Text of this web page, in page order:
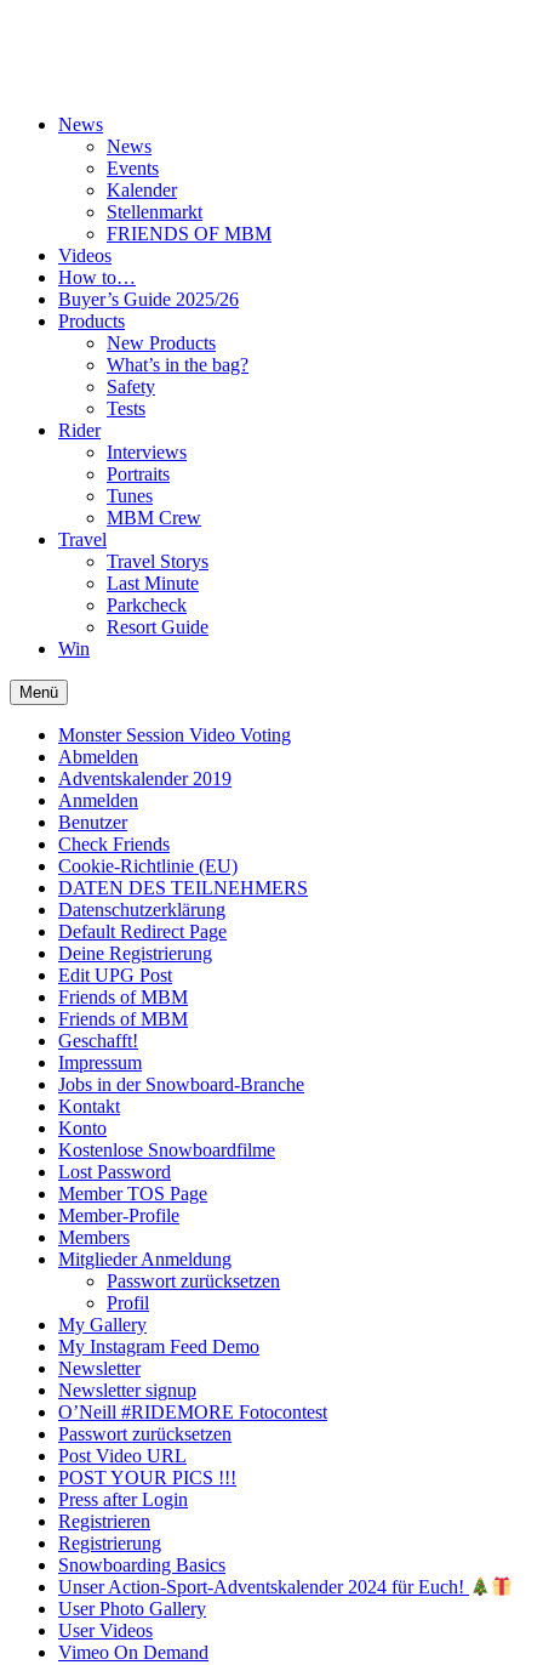
News
News
Events
Kalender
Stellenmarkt
FRIENDS OF MBM
Videos
How to…
Buyer’s Guide 2025/26
Products
New Products
What’s in the bag?
Safety
Tests
Rider
Interviews
Portraits
Tunes
MBM Crew
Travel
Travel Storys
Last Minute
Parkcheck
Resort Guide
Win
Menü
Monster Session Video Voting
Abmelden
Adventskalender 2019
Anmelden
Benutzer
Check Friends
Cookie-Richtlinie (EU)
DATEN DES TEILNEHMERS
Datenschutzerklärung
Default Redirect Page
Deine Registrierung
Edit UPG Post
Friends of MBM
Friends of MBM
Geschafft!
Impressum
Jobs in der Snowboard-Branche
Kontakt
Konto
Kostenlose Snowboardfilme
Lost Password
Member TOS Page
Member-Profile
Members
Mitglieder Anmeldung
Passwort zurücksetzen
Profil
My Gallery
My Instagram Feed Demo
Newsletter
Newsletter signup
O’Neill #RIDEMORE Fotocontest
Passwort zurücksetzen
Post Video URL
POST YOUR PICS !!!
Press after Login
Registrieren
Registrierung
Snowboarding Basics
Unser Action-Sport-Adventskalender 2024 für Euch!
User Photo Gallery
User Videos
Vimeo On Demand